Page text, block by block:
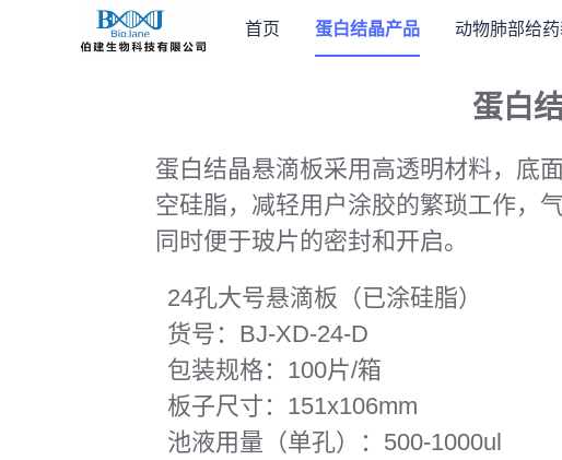
首页 蛋白结晶产品 动物肺部给
蛋白
蛋白结晶悬滴板采用高透明材料，底
空硅脂，减轻用户涂胶的繁琐工作，
同时便于玻片的密封和开启。
24孔大号悬滴板（已涂硅脂）
货号：BJ-XD-24-D
包装规格：100片/箱
板子尺寸：151x106mm
池液用量（单孔）：500-1000ul